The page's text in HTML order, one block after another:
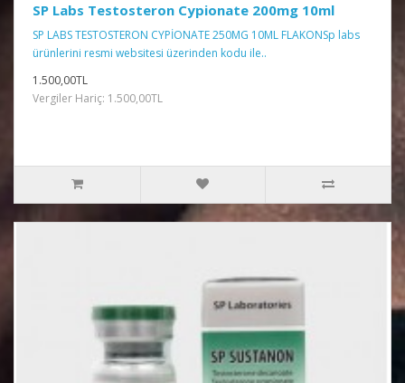
SP Labs Testosteron Cypionate 200mg 10ml
SP LABS TESTOSTERON CYPİONATE 250MG 10ML FLAKONSp labs
ürünlerini resmi websitesi üzerinden kodu ile..
1.500,00TL
Vergiler Hariç: 1.500,00TL